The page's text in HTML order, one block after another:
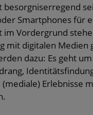
besorgniserregend
Smartphones für
Vordergrund
mit digitalen Medien
dazu: Es geht
Erlebnisse